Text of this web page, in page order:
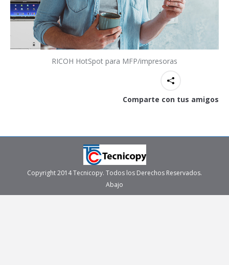
RICOH HotSpot para MFP/impresoras
Comparte con tus amigos
Copyright 2014 Tecnicopy. Todos los Derechos Reservados.
Abajo